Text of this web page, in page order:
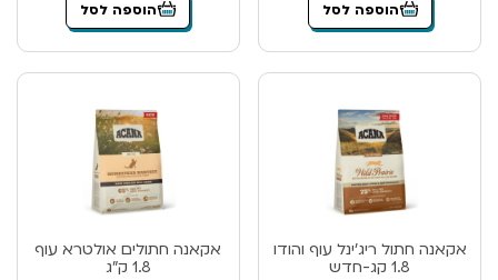
הוספה לסל הוספה לסל
אקאנה חתול ריג’ינל עוף והודו
1.8 קג-חדש
אקאנה חתולים אולטרא עוף
1.8 ק”ג